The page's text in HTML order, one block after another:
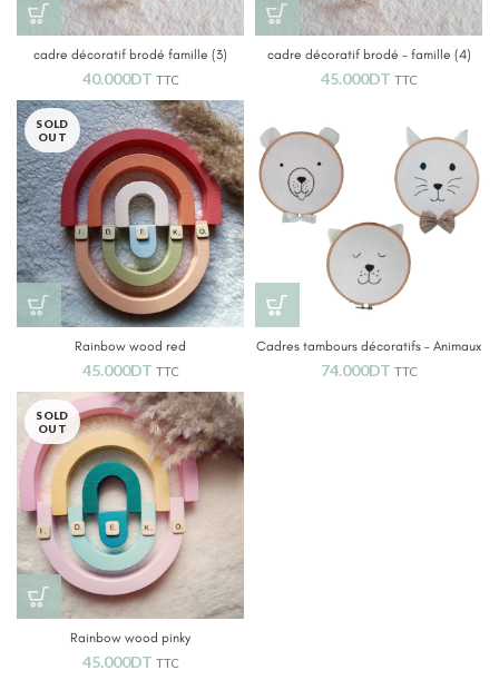
cadre décoratif brodé famille (3)
40.000DT TTC
cadre décoratif brodé – famille (4)
45.000DT TTC
SOLD
OUT
Rainbow wood red
45.000DT TTC
Cadres tambours décoratifs – Animaux
74.000DT TTC
SOLD
OUT
Rainbow wood pinky
45.000DT TTC